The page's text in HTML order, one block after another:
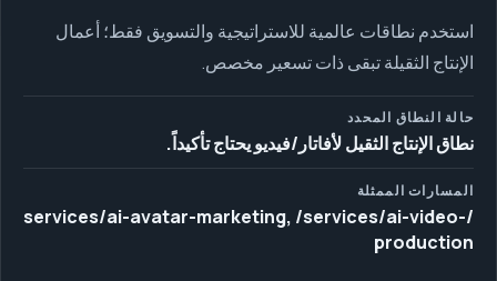
استخدم نطاقات عالمية للاستراتيجية والتسويق فقط؛ أعمال
الإنتاج الثقيلة تبقى ذات تسعير مخصص.
حالة النطاق المحدد
نطاق الإنتاج الثقيل لأفاتار/فيديو يحتاج تأكيداً.
المسارات الممثلة
/services/ai-avatar-marketing, /services/ai-video-
production